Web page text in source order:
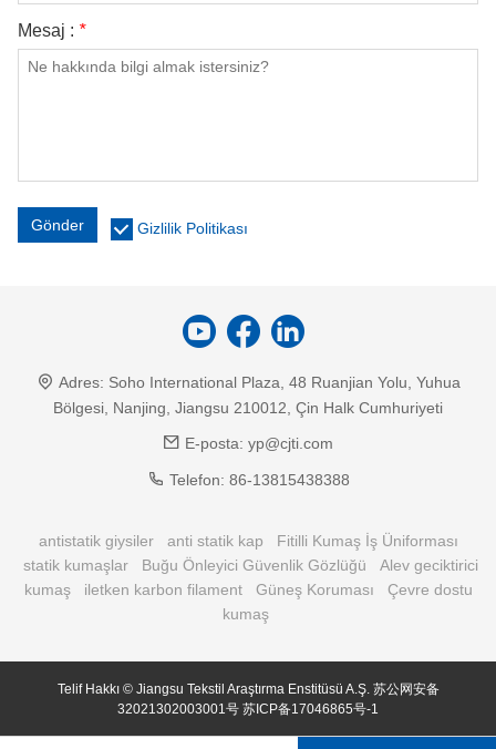
Mesaj : *
Gönder Gizlilik Politikası
Adres: Soho International Plaza, 48 Ruanjian Yolu, Yuhua
Bölgesi, Nanjing, Jiangsu 210012, Çin Halk Cumhuriyeti
E-posta: yp@cjti.com
Telefon: 86-13815438388
antistatik giysiler anti statik kap
Fitilli Kumaş İş Üniforması
statik kumaşlar
Buğu Önleyici Güvenlik Gözlüğü
Alev geciktirici
kumaş
iletken karbon filament Güneş Koruması
Çevre dostu
kumaş
Telif Hakkı © Jiangsu Tekstil Araştırma Enstitüsü A.Ş. 苏公网安备
32021302003001号 苏ICP备17046865号-1